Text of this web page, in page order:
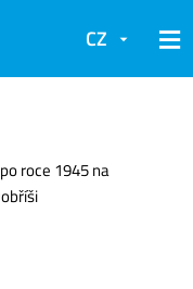
CZ
roce 1945 na